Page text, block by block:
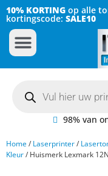
10% KORTING op alle
kortingscode: SALE10
98% van
Home/ Laserprinter/
Kleur/ Huismerk Lexmark